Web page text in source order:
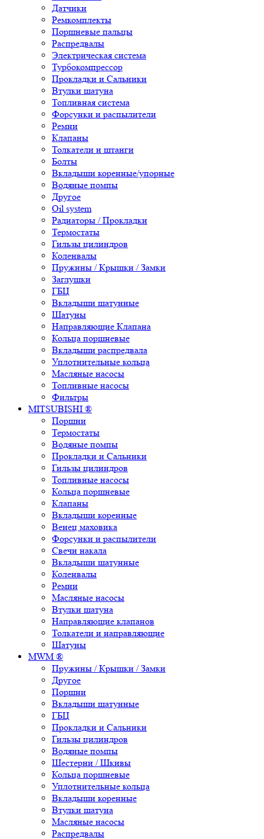
Датчики
Ремкомплекты
Поршневые пальцы
Распредвалы
Электрическая система
Турбокомпрессор
Прокладки и Сальники
Втулки шатуна
Топливная система
Форсунки и распылители
Ремни
Клапаны
Толкатели и штанги
Болты
Вкладыши коренные/упорные
Водяные помпы
Другое
Oil system
Радиаторы / Прокладки
Термостаты
Гильзы цилиндров
Коленвалы
Пружины / Крышки / Замки
Заглушки
ГБЦ
Вкладыши шатунные
Шатуны
Направляющие Клапана
Кольца поршневые
Вкладыши распредвала
Уплотнительные кольца
Масляные насосы
Топливные насосы
Фильтры
MITSUBISHI ®
Поршни
Термостаты
Водяные помпы
Прокладки и Сальники
Гильзы цилиндров
Топливные насосы
Кольца поршневые
Клапаны
Вкладыши коренные
Венец маховика
Форсунки и распылители
Свечи накала
Вкладыши шатунные
Коленвалы
Ремни
Масляные насосы
Втулки шатуна
Направляющие клапанов
Толкатели и направляющие
Шатуны
MWM ®
Пружины / Крышки / Замки
Другое
Поршни
Вкладыши шатунные
ГБЦ
Прокладки и Сальники
Гильзы цилиндров
Водяные помпы
Шестерни / Шкивы
Кольца поршневые
Уплотнительные кольца
Вкладыши коренные
Втулки шатуна
Масляные насосы
Распредвалы